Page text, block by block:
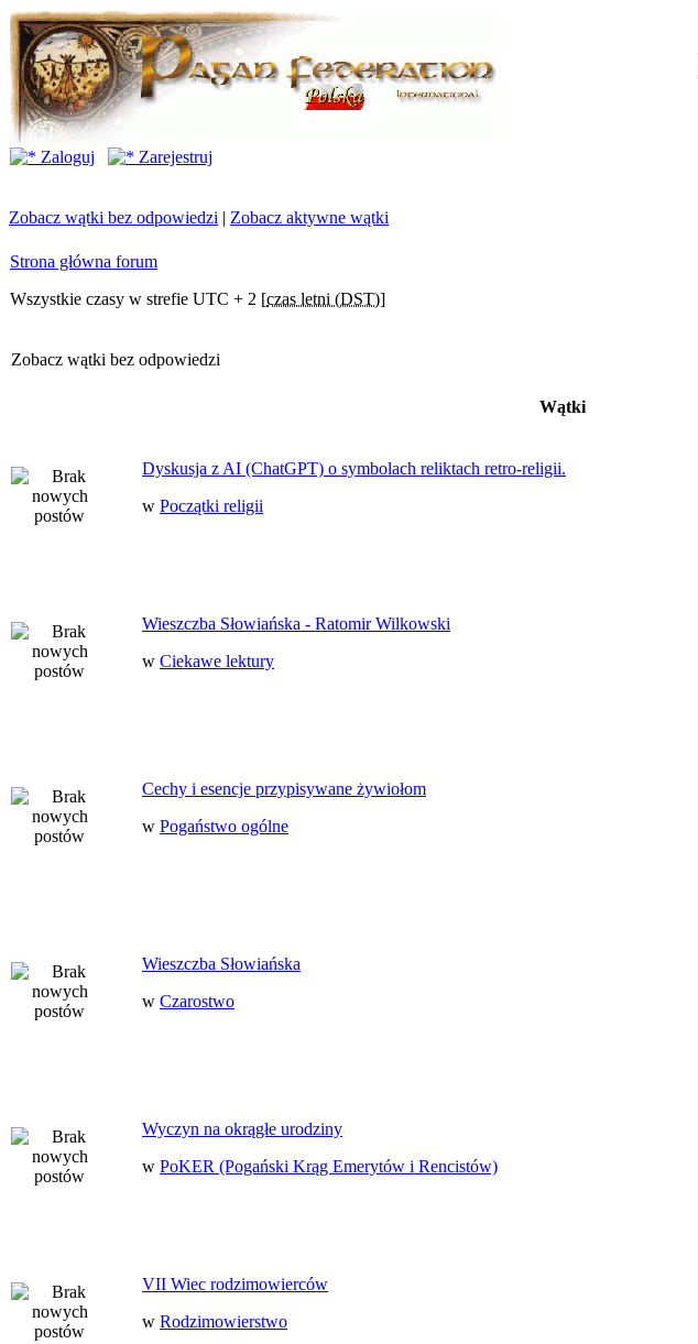
Zaloguj
Zarejestruj
Zobacz wątki bez odpowiedzi | Zobacz aktywne wątki
Strona główna forum
Wszystkie czasy w strefie UTC + 2 [czas letni (DST)]
Zobacz wątki bez odpowiedzi
Wątki
Dyskusja z AI (ChatGPT) o symbolach reliktach retro-religii.
w Początki religii
Wieszczba Słowiańska - Ratomir Wilkowski
w Ciekawe lektury
Cechy i esencje przypisywane żywiołom
w Pogaństwo ogólne
Wieszczba Słowiańska
w Czarostwo
Wyczyn na okrągłe urodziny
w PoKER (Pogański Krąg Emerytów i Rencistów)
VII Wiec rodzimowierców
w Rodzimowierstwo